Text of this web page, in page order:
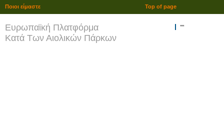
Ευρωπαϊκή Πλατφόρμα
Κατά Των Αιολικών Πάρκων
""
Top of page
Ποιοι είμαστε